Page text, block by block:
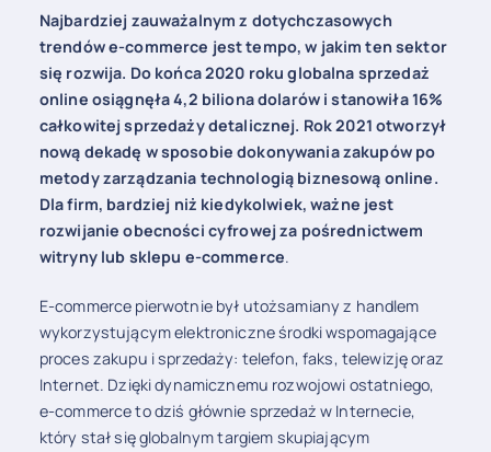
Najbardziej zauważalnym z dotychczasowych
trendów e-commerce jest tempo, w jakim ten sektor
się rozwija. Do końca 2020 roku globalna sprzedaż
online osiągnęła 4,2 biliona dolarów i stanowiła 16%
całkowitej sprzedaży detalicznej. Rok 2021 otworzył
nową dekadę w sposobie dokonywania zakupów po
metody zarządzania technologią biznesową online.
Dla firm, bardziej niż kiedykolwiek, ważne jest
rozwijanie obecności cyfrowej za pośrednictwem
witryny lub sklepu e-commerce.
E-commerce pierwotnie był utożsamiany z handlem
wykorzystującym elektroniczne środki wspomagające
proces zakupu i sprzedaży: telefon, faks, telewizję oraz
Internet. Dzięki dynamicznemu rozwojowi ostatniego,
e-commerce to dziś głównie sprzedaż w Internecie,
który stał się globalnym targiem skupiającym